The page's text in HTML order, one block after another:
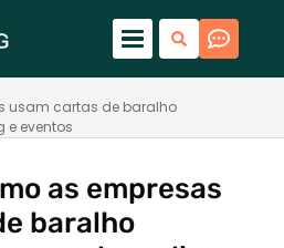
usam cartas de baralho
e eventos
as empresas
baralho